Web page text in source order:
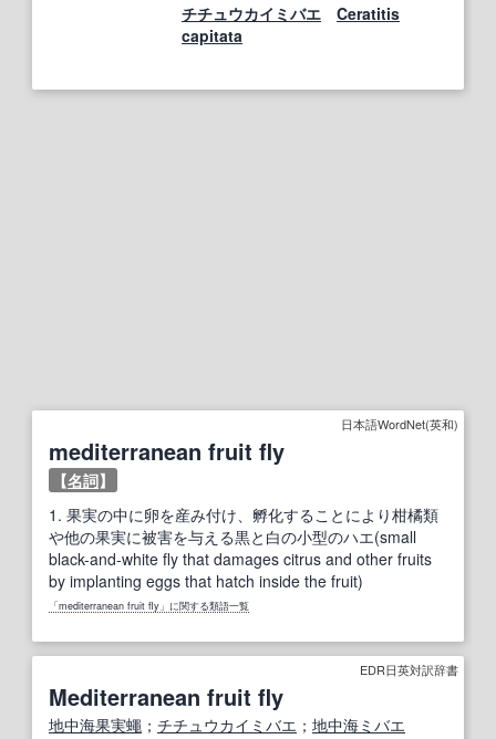
チチュウカイミバエ
Ceratitis
capitata
日本語WordNet(英和)
mediterranean fruit fly
【名詞】
1. 果実の中に卵を産み付け、孵化することにより柑橘類
や他の果実に被害を与える黒と白の小型のハエ(small
black-and-white fly that damages citrus and other fruits
by implanting eggs that hatch inside the fruit)
「mediterranean fruit fly」に関する類語一覧
EDR日英対訳辞書
Mediterranean fruit fly
地中海果実蠅 ； チチュウカイミバエ ； 地中海ミバエ